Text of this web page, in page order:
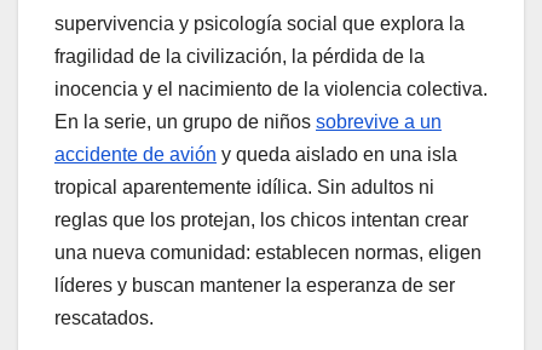
supervivencia y psicología social que explora la
fragilidad de la civilización, la pérdida de la
inocencia y el nacimiento de la violencia colectiva.
En la serie, un grupo de niños sobrevive a un
accidente de avión y queda aislado en una isla
tropical aparentemente idílica. Sin adultos ni
reglas que los protejan, los chicos intentan crear
una nueva comunidad: establecen normas, eligen
líderes y buscan mantener la esperanza de ser
rescatados.